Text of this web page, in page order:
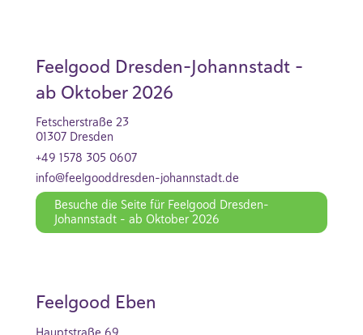
Feelgood Dresden-Johannstadt -
ab Oktober 2026
Fetscherstraße 23
01307 Dresden
+49 1578 305 0607
info@feelgooddresden-johannstadt.de
Besuche die Seite für Feelgood Dresden-
Johannstadt - ab Oktober 2026
Feelgood Eben
Hauptstraße 69